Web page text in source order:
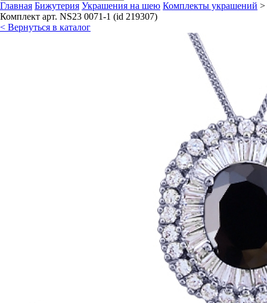
Главная Бижутерия Украшения на шею Комплекты украшений >
Комплект арт. NS23 0071-1 (id 219307)
< Вернуться в каталог